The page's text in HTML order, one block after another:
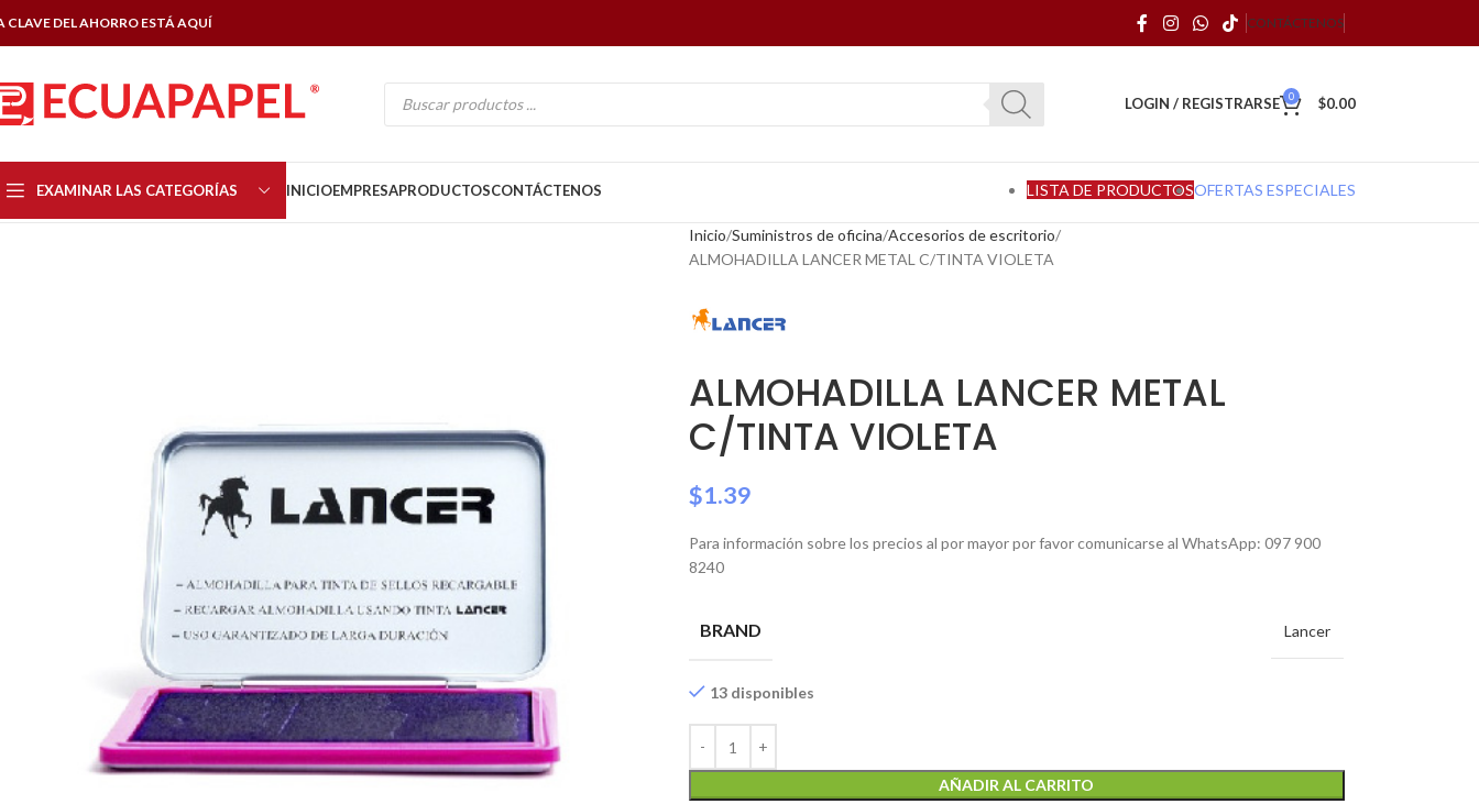
CLAVE DEL AHORRO ESTÁ AQUÍ CONTÁCTENOS
LOGIN / REGISTRARSE 0 $0.00
EXAMINAR LAS CATEGORÍAS INICIOEMPRESAPRODUCTOSCONTÁCTENOS LISTA DE PRODUCTOSOFERTAS ESPECIALES
Inicio Suministros de oficina Accesorios de escritorio
ALMOHADILLA LANCER METAL C/TINTA VIOLETA
ALMOHADILLA LANCER METAL
C/TINTA VIOLETA
$1.39
Para información sobre los precios al por mayor por favor comunicarse al WhatsApp: 097 900
8240
BRAND Lancer
13 disponibles
AÑADIR AL CARRITO